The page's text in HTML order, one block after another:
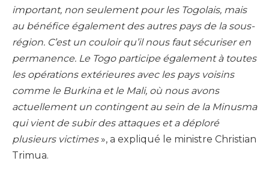
important, non seulement pour les Togolais, mais
au bénéfice également des autres pays de la sous-
région. C’est un couloir qu’il nous faut sécuriser en
permanence. Le Togo participe également à toutes
les opérations extérieures avec les pays voisins
comme le Burkina et le Mali, où nous avons
actuellement un contingent au sein de la Minusma
qui vient de subir des attaques et a déploré
plusieurs victimes», a expliqué le ministre Christian
Trimua.